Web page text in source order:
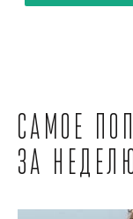
Самое
за